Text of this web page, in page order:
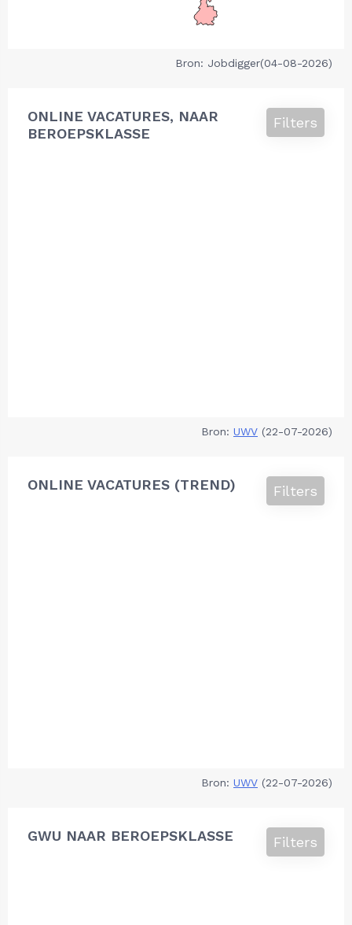
Bron: Jobdigger(04-08-2026)
ONLINE VACATURES, NAAR
BEROEPSKLASSE
Filters
Bron: UWV (22-07-2026)
ONLINE VACATURES (TREND) Filters
Bron: UWV (22-07-2026)
GWU NAAR BEROEPSKLASSE Filters